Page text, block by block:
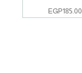
EGP185.00